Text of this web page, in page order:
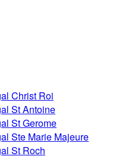
Christ Roi
St Antoine
St Gerome
Ste Marie Majeure
St Roch